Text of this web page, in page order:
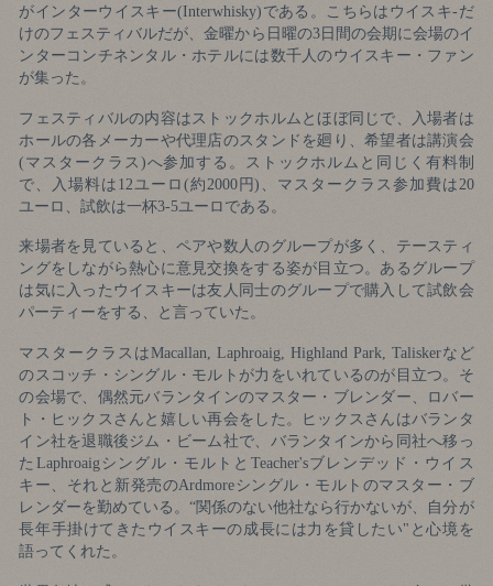
がインターウイスキー(Interwhisky)である。こちらはウイスキ-だ
けのフェスティバルだが、金曜から日曜の3日間の会期に会場のイ
ンターコンチネンタル・ホテルには数千人のウイスキー・ファン
が集った。
フェスティバルの内容はストックホルムとほぼ同じで、入場者は
ホールの各メーカーや代理店のスタンドを廻り、希望者は講演会
(マスタークラス)へ参加する。ストックホルムと同じく有料制
で、入場料は12ユーロ(約2000円)、マスタークラス参加費は20
ユーロ、試飲は一杯3‐5ユーロである。
来場者を見ていると、ペアや数人のグループが多く、テースティ
ングをしながら熱心に意見交換をする姿が目立つ。あるグループ
は気に入ったウイスキーは友人同士のグループで購入して試飲会
パーティーをする、と言っていた。
マスタークラスはMacallan, Laphroaig, Highland Park, Taliskerなど
のスコッチ・シングル・モルトが力をいれているのが目立つ。そ
の会場で、偶然元バランタインのマスター・ブレンダー、ロバー
ト・ヒックスさんと嬉しい再会をした。ヒックスさんはバランタ
イン社を退職後ジム・ビーム社で、バランタインから同社へ移っ
たLaphroaigシングル・モルトとTeacher'sブレンデッド・ウイス
キー、それと新発売のArdmoreシングル・モルトのマスター・ブ
レンダーを勤めている。“関係のない他社なら行かないが、自分が
長年手掛けてきたウイスキーの成長には力を貸したい"と心境を
語ってくれた。